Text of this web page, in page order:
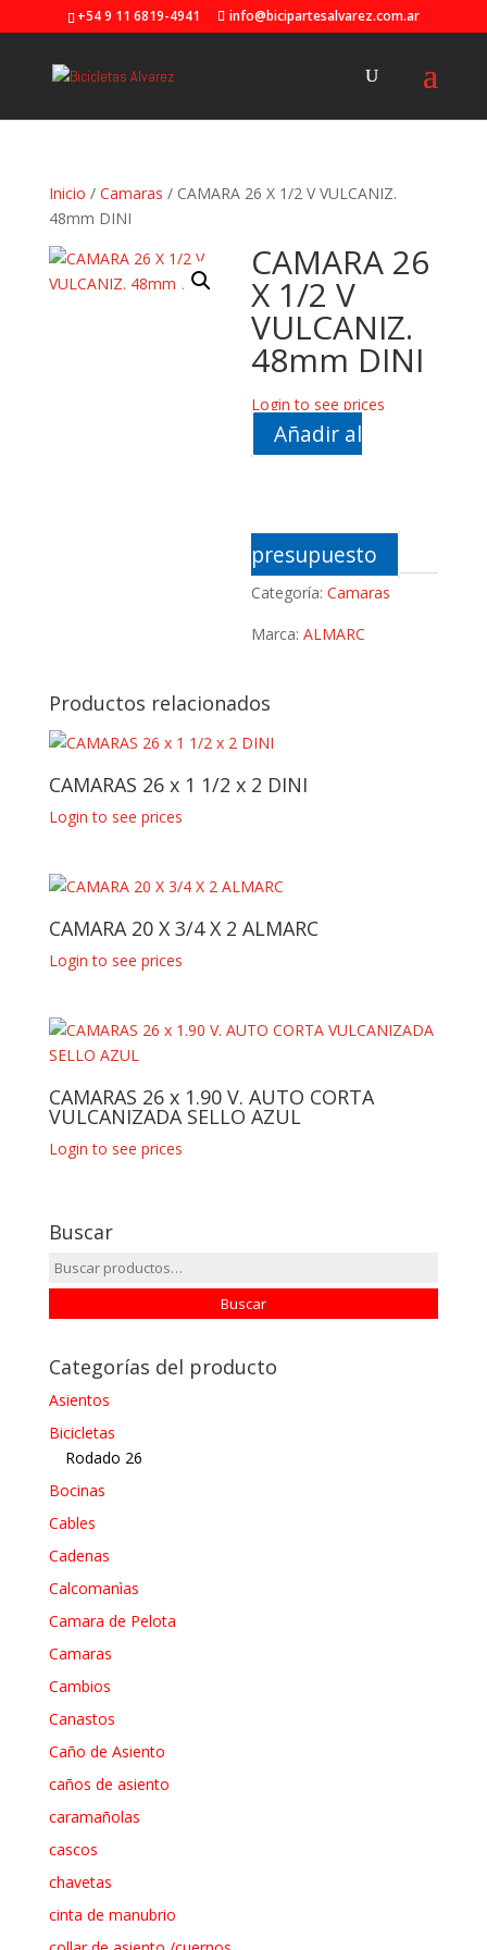
+54 9 11 6819-4941 info@bicipartesalvarez.com.ar
Inicio / Camaras / CAMARA 26 X 1/2 V VULCANIZ.
48mm DINI
CAMARA 26
X 1/2 V
VULCANIZ.
48mm DINI
Login to see prices
Añadir al
presupuesto
Categoría:Camaras
Marca:ALMARC
Productos relacionados
CAMARAS 26 x 1 1/2 x 2 DINI
Login to see prices
CAMARA 20 X 3/4 X 2 ALMARC
Login to see prices
CAMARAS 26 x 1.90 V. AUTO CORTA
VULCANIZADA SELLO AZUL
Login to see prices
Buscar
Buscar
por:
Buscar
Categorías del producto
Asientos
Bicicletas
Rodado 26
Bocinas
Cables
Cadenas
Calcomanìas
Camara de Pelota
Camaras
Cambios
Canastos
Caño de Asiento
caños de asiento
caramañolas
cascos
chavetas
cinta de manubrio